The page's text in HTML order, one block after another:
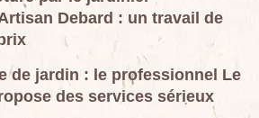
Debard : un travail de
de jardin : le professionnel Le
des services sérieux